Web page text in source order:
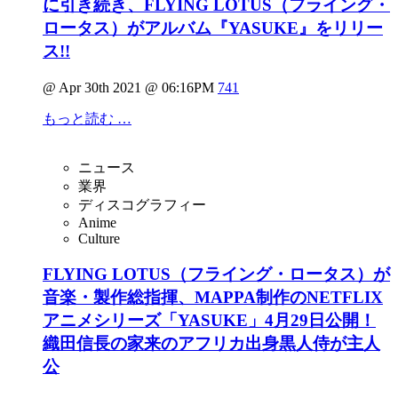
に引き続き、FLYING LOTUS（フライング・
ロータス）がアルバム『YASUKE』をリリー
ス!!
@ Apr 30th 2021 @ 06:16PM 741
もっと読む …
ニュース
業界
ディスコグラフィー
Anime
Culture
FLYING LOTUS（フライング・ロータス）が
音楽・製作総指揮、MAPPA制作のNETFLIX
アニメシリーズ「YASUKE」4月29日公開！
織田信長の家来のアフリカ出身黒人侍が主人
公